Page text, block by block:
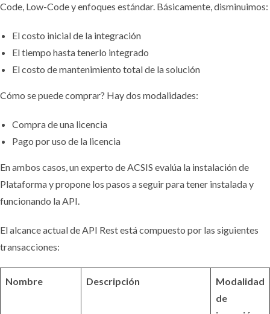
Code, Low-Code y enfoques estándar. Básicamente, disminuimos:
El costo inicial de la integración
El tiempo hasta tenerlo integrado
El costo de mantenimiento total de la solución
Cómo se puede comprar? Hay dos modalidades:
Compra de una licencia
Pago por uso de la licencia
En ambos casos, un experto de ACSIS evalúa la instalación de
Plataforma y propone los pasos a seguir para tener instalada y
funcionando la API.
El alcance actual de API Rest está compuesto por las siguientes
transacciones:
Nombre Descripción
Modalidad
de